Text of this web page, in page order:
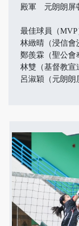
殿軍 元朗朗屏
最佳球員（MVP
林緻晴（浸信會
鄭羨霖（聖公會
林雙（基督教宣
呂淑穎（元朗朗